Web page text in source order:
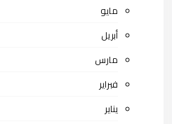
مايو
أبريل
مارس
فبراير
يناير